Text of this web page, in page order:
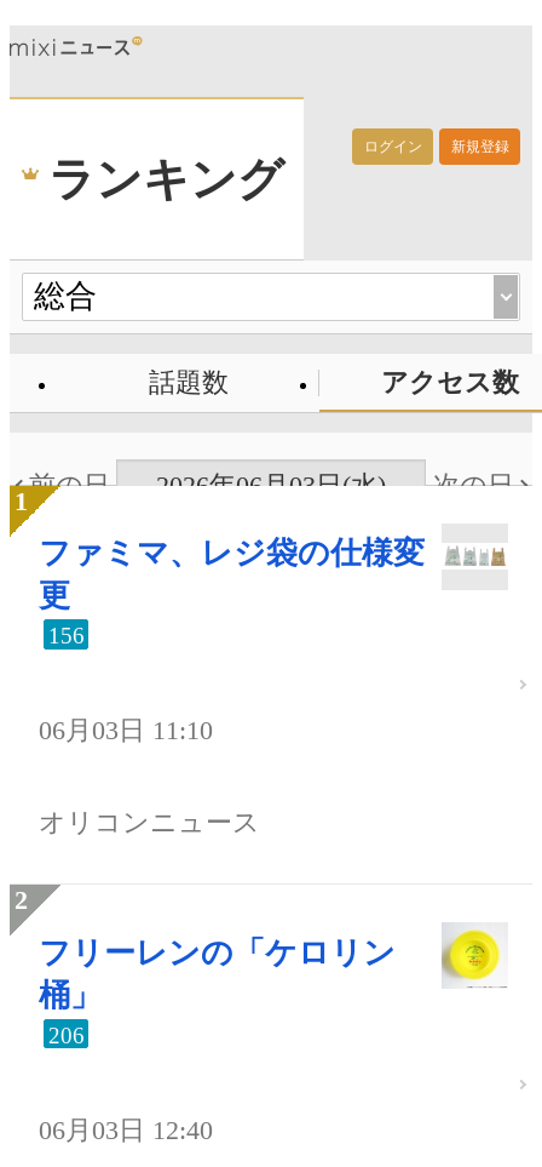
ログイン 新規登録
ランキング
話題数 アクセス数
前の日 2026年06月03日(水) 次の日
ファミマ、レジ袋の仕様変
更
156
06月03日 11:10
オリコンニュース
フリーレンの「ケロリン
桶」
206
06月03日 12:40